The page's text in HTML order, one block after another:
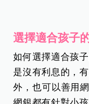
選擇適合孩子
如何選擇適合孩
是沒有利息的，
外，也可以善用